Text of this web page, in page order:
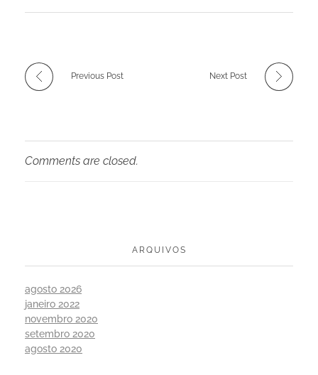
Previous Post Next Post
Comments are closed.
ARQUIVOS
agosto 2026
janeiro 2022
novembro 2020
setembro 2020
agosto 2020